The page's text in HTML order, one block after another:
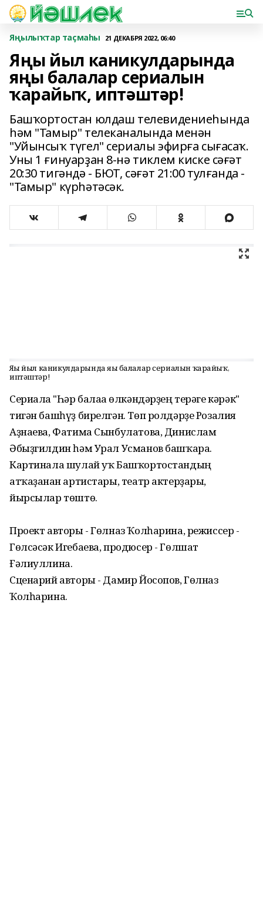
Яңылыҡтар таҫмаһы 21 ДЕКАБРЯ 2022, 06:40
Яңы йыл каникулдарында
яңы балалар сериалын
ҡарайыҡ, иптәштәр!
Башҡортостан юлдаш телевидениеһында
һәм "Тамыр" телеканалында менән
"Уйынсыҡ түгел" сериалы эфирға сығасаҡ.
Уны 1 ғинуарҙан 8-нә тиклем киске сәғәт
20:30 тигәндә - БЮТ, сәғәт 21:00 тулғанда -
"Тамыр" күрһәтәсәк.
Яңы йыл каникулдарында яңы балалар сериалын ҡарайыҡ,
иптәштәр!
Сериалға "Һәр балаға өлкәндәрҙең терәге кәрәк"
тигән башһүҙ бирелгән. Төп ролдәрҙе Розалия
Аҙнаева, Фатима Сынбулатова, Динислам
Әбыҙгилдин һәм Урал Усманов башҡара.
Картинала шулай уҡ Башҡортостандың
атҡаҙанған артистары, театр актерҙары,
йырсылар төштө.
Проект авторы - Гөлназ Ҡолһарина, режиссер -
Гөлсәсәк Игебаева, продюсер - Гөлшат
Ғәлиуллина.
Сценарий авторы - Дамир Йосопов, Гөлназ
Ҡолһарина.